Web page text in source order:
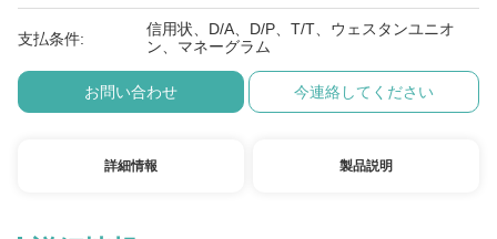
支払条件:
信用状、D/A、D/P、T/T、ウェスタンユニオ
ン、マネーグラム
お問い合わせ 今連絡してください
詳細情報 製品説明